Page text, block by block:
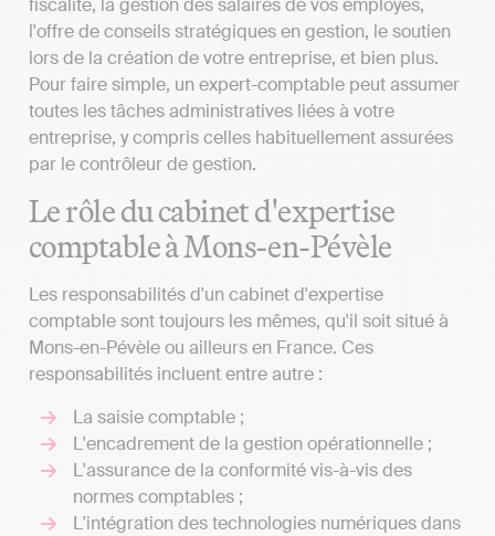
fiscalité, la gestion des salaires de vos employés,
l'offre de conseils stratégiques en gestion, le soutien
lors de la création de votre entreprise, et bien plus.
Pour faire simple, un expert-comptable peut assumer
toutes les tâches administratives liées à votre
entreprise, y compris celles habituellement assurées
par le contrôleur de gestion.
Le rôle du cabinet d'expertise
comptable à Mons-en-Pévèle
Les responsabilités d'un cabinet d'expertise
comptable sont toujours les mêmes, qu'il soit situé à
Mons-en-Pévèle ou ailleurs en France. Ces
responsabilités incluent entre autre :
La saisie comptable ;
L'encadrement de la gestion opérationnelle ;
L'assurance de la conformité vis-à-vis des
normes comptables ;
L'intégration des technologies numériques dans